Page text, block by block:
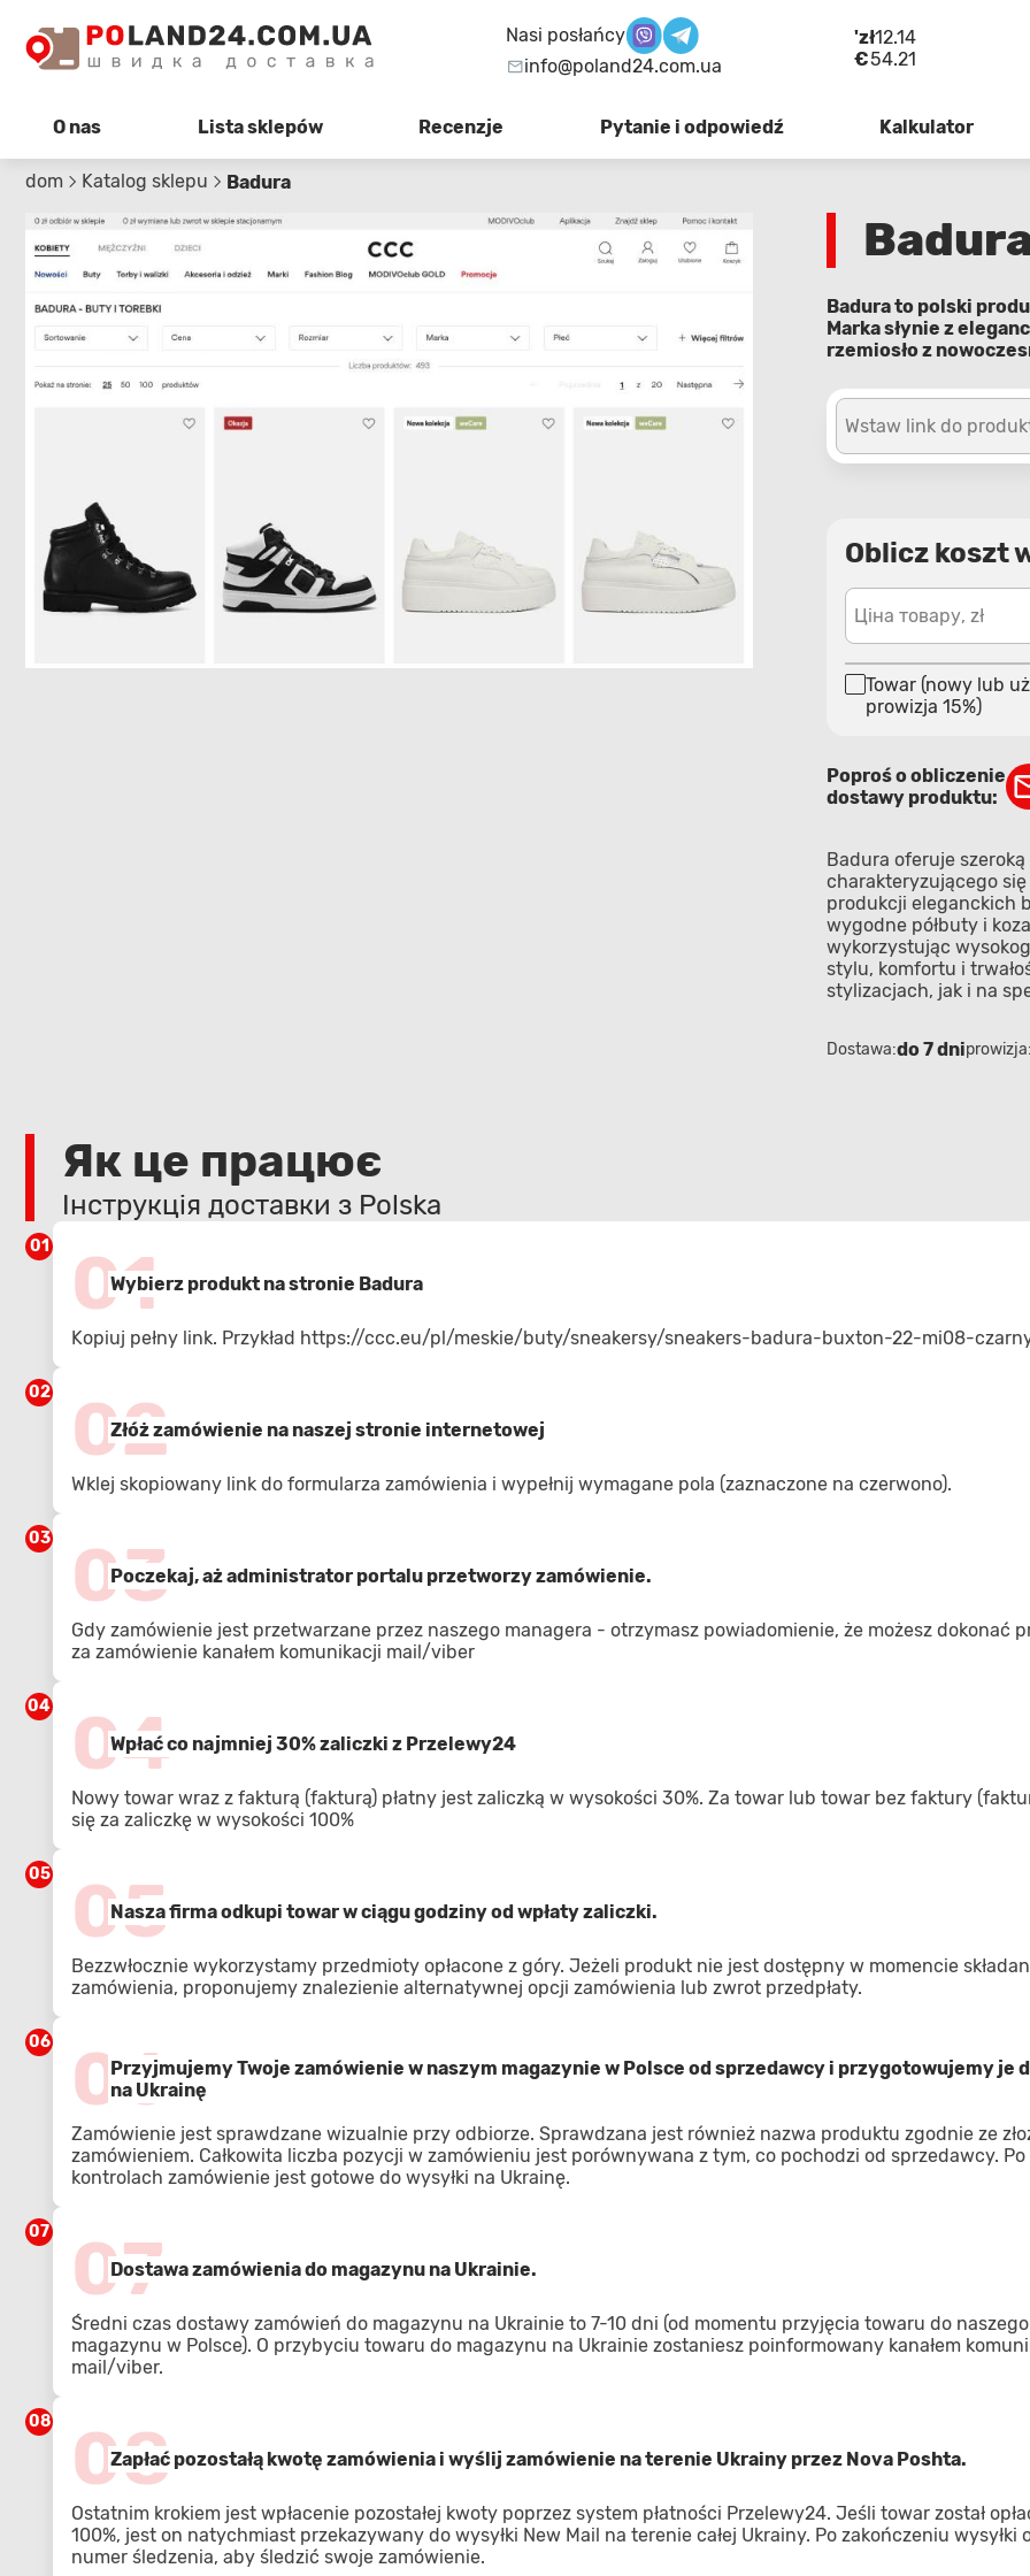
Nasi posłańcy
info@poland24.com.ua
'zł12.14
€54.21
O nas Lista sklepów Recenzje Pytanie i odpowiedź Kalkulator
dom Katalog sklepu Badura
Badura to polski
Marka słynie z
rzemiosło z
Wstaw link do
Oblicz koszt
Ціна товару, zł
Towar (nowy lub
prowizja 15%)
Poproś o obliczenie
dostawy produktu:
Badura oferuje
charakteryzującego
produkcji eleganckich
wygodne półbuty i
wykorzystując
stylu, komfortu i
stylizacjach, jak i na
Dostawa:do 7 dni
Як це працює
Інструкція доставки з Polska
01 01
Wybierz produkt na stronie Badura
Kopiuj pełny link. Przykład https://ccc.eu/pl/meskie/buty/sneakersy/sneakers-badura-buxton-22-mi08-
02 02
Złóż zamówienie na naszej stronie internetowej
Wklej skopiowany link do formularza zamówienia i wypełnij wymagane pola (zaznaczone na czerwono).
03 03
Poczekaj, aż administrator portalu przetworzy zamówienie.
Gdy zamówienie jest przetwarzane przez naszego managera - otrzymasz powiadomienie, że możesz dokonać
za zamówienie kanałem komunikacji mail/viber
04 04
Wpłać co najmniej 30% zaliczki z Przelewy24
Nowy towar wraz z fakturą (fakturą) płatny jest zaliczką w wysokości 30%. Za towar lub towar bez faktury
się za zaliczkę w wysokości 100%
05 05
Nasza firma odkupi towar w ciągu godziny od wpłaty zaliczki.
Bezzwłocznie wykorzystamy przedmioty opłacone z góry. Jeżeli produkt nie jest dostępny w momencie
zamówienia, proponujemy znalezienie alternatywnej opcji zamówienia lub zwrot przedpłaty.
06 06
Przyjmujemy Twoje zamówienie w naszym magazynie w Polsce od sprzedawcy i przygotowujemy je
na Ukrainę
Zamówienie jest sprawdzane wizualnie przy odbiorze. Sprawdzana jest również nazwa produktu zgodnie ze
zamówieniem. Całkowita liczba pozycji w zamówieniu jest porównywana z tym, co pochodzi od sprzedawcy.
kontrolach zamówienie jest gotowe do wysyłki na Ukrainę.
07 07
Dostawa zamówienia do magazynu na Ukrainie.
Średni czas dostawy zamówień do magazynu na Ukrainie to 7-10 dni (od momentu przyjęcia towaru do naszego
magazynu w Polsce). O przybyciu towaru do magazynu na Ukrainie zostaniesz poinformowany kanałem
mail/viber.
08 08
Zapłać pozostałą kwotę zamówienia i wyślij zamówienie na terenie Ukrainy przez Nova Poshta.
Ostatnim krokiem jest wpłacenie pozostałej kwoty poprzez system płatności Przelewy24. Jeśli towar został
100%, jest on natychmiast przekazywany do wysyłki New Mail na terenie całej Ukrainy. Po zakończeniu wysyłki
numer śledzenia, aby śledzić swoje zamówienie.